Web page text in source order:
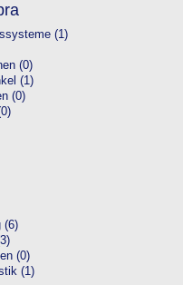
(1)
(0)
(1)
(0)
(6)
(0)
(1)